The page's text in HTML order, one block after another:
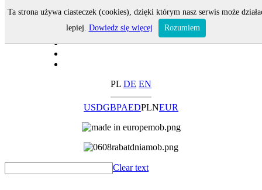
PL DE EN
USDGBPAEDPLNEUR
Clear text
Ta strona używa ciasteczek (cookies), dzięki którym nasz serwis może
lepiej. Dowiedz się więcej Rozumiem